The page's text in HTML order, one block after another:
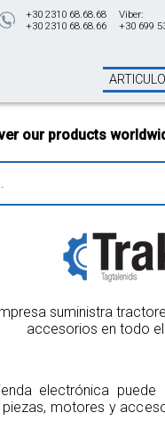
+30 2310 68.68.68
+30 2310 68.68.66
Viber:
+30 699
worldwide!All
suministra
accesorios en todo
electrónica
motores y